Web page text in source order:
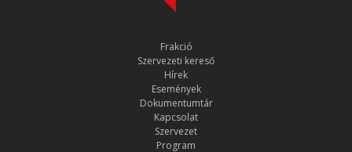
Frakció
Szervezeti kereső
Hírek
Események
Dokumentumtár
Kapcsolat
Szervezet
Program